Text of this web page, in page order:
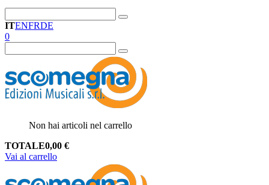
ITENFRDE
0
Non hai articoli nel carrello
TOTALE0,00 €
Vai al carrello